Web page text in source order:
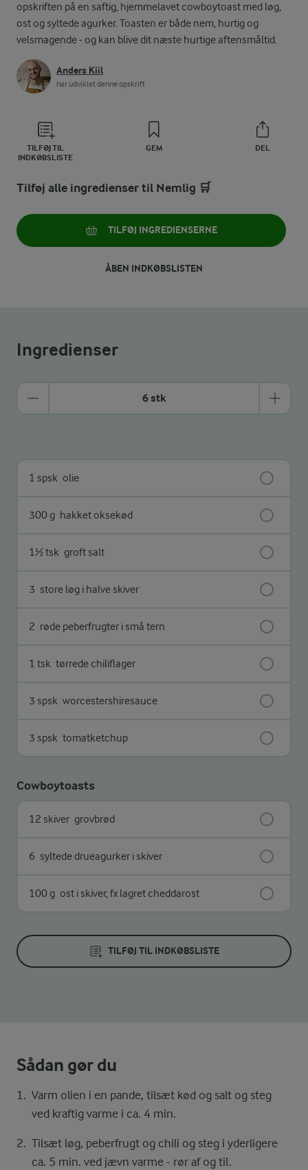
opskriften på en saftig, hjemmelavet cowboytoast med løg,
ost og syltede agurker. Toasten er både nem, hurtig og
velsmagende - og kan blive dit næste hurtige aftensmåltid.
Anders Kiil
har udviklet denne opskrift
TILFØJ TIL
INDKØBSLISTE
GEM DEL
Tilføj alle ingredienser til Nemlig 🛒
TILFØJ INGREDIENSERNE
ÅBEN INDKØBSLISTEN
Ingredienser
6 stk
1 spsk olie
300 g hakket oksekød
1½ tsk groft salt
3 store løg i halve skiver
2 røde peberfrugter i små tern
1 tsk tørrede chiliflager
3 spsk worcestershiresauce
3 spsk tomatketchup
Cowboytoasts
12 skiver grovbrød
6 syltede drueagurker i skiver
100 g ost i skiver, fx lagret cheddarost
TILFØJ TIL INDKØBSLISTE
Sådan gør du
Varm olien i en pande, tilsæt kød og salt og steg
ved kraftig varme i ca. 4 min.
Tilsæt løg, peberfrugt og chili og steg i yderligere
ca. 5 min. ved jævn varme - rør af og til.